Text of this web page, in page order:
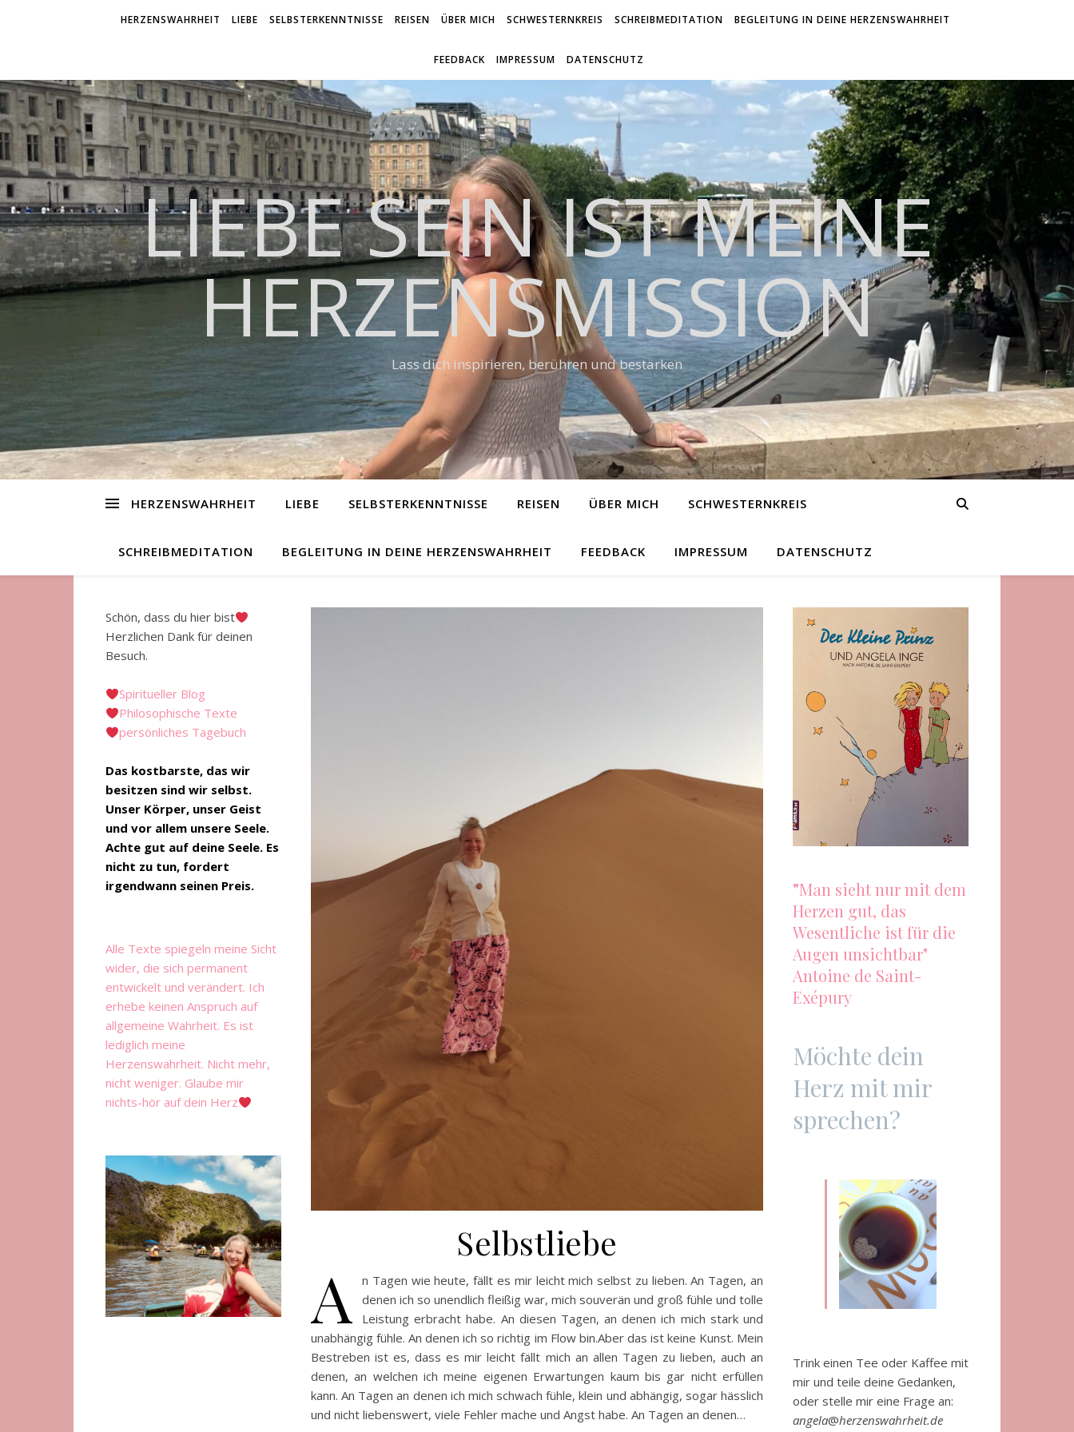
HERZENSWAHRHEIT LIEBE SELBSTERKENNTNISSE REISEN ÜBER MICH SCHWESTERNKREIS SCHREIBMEDITATION BEGLEITUNG IN DEINE HERZENSWAHRHEIT
FEEDBACK IMPRESSUM DATENSCHUTZ
LIEBE SEIN IST MEINE
HERZENSMISSION
Lass dich inspirieren, berühren und bestärken
HERZENSWAHRHEIT LIEBE SELBSTERKENNTNISSE REISEN ÜBER MICH SCHWESTERNKREIS
SCHREIBMEDITATION BEGLEITUNG IN DEINE HERZENSWAHRHEIT FEEDBACK IMPRESSUM DATENSCHUTZ
Schön, dass du hier bist
Herzlichen Dank für deinen
Besuch.
Spiritueller Blog
Philosophische Texte
persönliches Tagebuch
Das kostbarste, das wir
besitzen sind wir selbst.
Unser Körper, unser Geist
und vor allem unsere Seele.
Achte gut auf deine Seele. Es
nicht zu tun, fordert
irgendwann seinen Preis.
Alle Texte spiegeln meine Sicht
wider, die sich permanent
entwickelt und verändert. Ich
erhebe keinen Anspruch auf
allgemeine Wahrheit. Es ist
lediglich meine
Herzenswahrheit. Nicht mehr,
nicht weniger. Glaube mir
nichts-hör auf dein Herz
Selbstliebe
A
n Tagen wie heute, fällt es mir leicht mich selbst zu lieben. An Tagen, an
denen ich so unendlich fleißig war, mich souverän und groß fühle und tolle
Leistung erbracht habe. An diesen Tagen, an denen ich mich stark und
unabhängig fühle. An denen ich so richtig im Flow bin.Aber das ist keine Kunst. Mein
Bestreben ist es, dass es mir leicht fällt mich an allen Tagen zu lieben, auch an
denen, an welchen ich meine eigenen Erwartungen kaum bis gar nicht erfüllen
kann. An Tagen an denen ich mich schwach fühle, klein und abhängig, sogar hässlich
und nicht liebenswert, viele Fehler mache und Angst habe. An Tagen an denen…
"Man sieht nur mit dem
Herzen gut, das
Wesentliche ist für die
Augen unsichtbar"
Antoine de Saint-
Exépury
Möchte dein
Herz mit mir
sprechen?
Trink einen Tee oder Kaffee mit
mir und teile deine Gedanken,
oder stelle mir eine Frage an:
angela@herzenswahrheit.de